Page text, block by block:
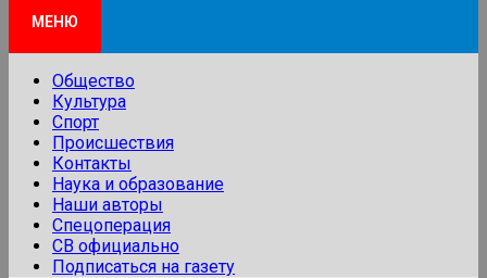
МЕНЮ
Общество
Культура
Спорт
Происшествия
Контакты
Наука и образование
Наши авторы
Спецоперация
СВ официально
Подписаться на газету